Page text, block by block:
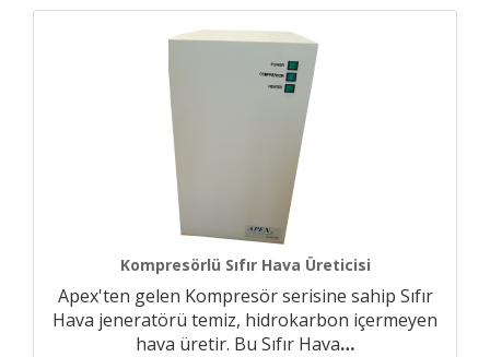
Kompresörlü Sıfır Hava Üreticisi
Apex'ten gelen Kompresör serisine sahip Sıfır
Hava jeneratörü temiz, hidrokarbon içermeyen
hava üretir. Bu Sıfır Hava…